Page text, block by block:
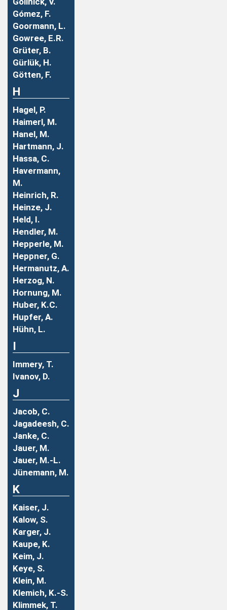
Gómez, F.
Goormann, L.
Gowree, E.R.
Grüter, B.
Gürlük, H.
Götten, F.
H
Hagel, P.
Haimerl, M.
Hanel, M.
Hartmann, J.
Hassa, C.
Havermann,
M.
Heinrich, R.
Heinze, J.
Held, I.
Hendler, M.
Hepperle, M.
Heppner, G.
Hermanutz, A.
Herzog, N.
Hornung, M.
Huber, K.C.
Hupfer, A.
Hühn, L.
I
Immery, T.
Ivanov, D.
J
Jacob, C.
Jagadeesh, C.
Janke, C.
Jauer, M.
Jauer, M.-L.
Jünemann, M.
K
Kaiser, J.
Kalow, S.
Karger, J.
Kaupe, K.
Keim, J.
Keye, S.
Klein, M.
Klemich, K.-S.
Klimmek, T.